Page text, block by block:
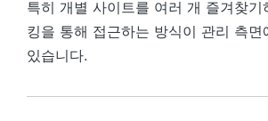
특히 개별 사이트를 여러 개 즐겨찾기
킹을 통해 접근하는 방식이 관리 측면
있습니다.